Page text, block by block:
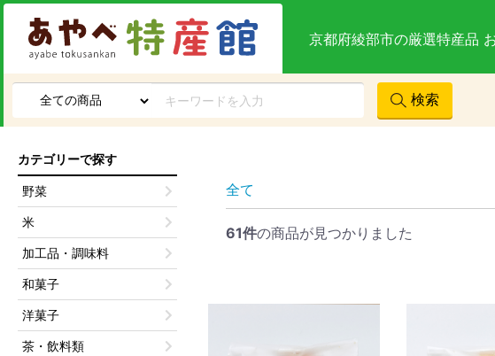
京都府綾部市の厳選特産品
検索
全て
61件の商品が見つかりました
カテゴリーで探す
野菜
米
加工品・調味料
和菓子
洋菓子
茶・飲料類